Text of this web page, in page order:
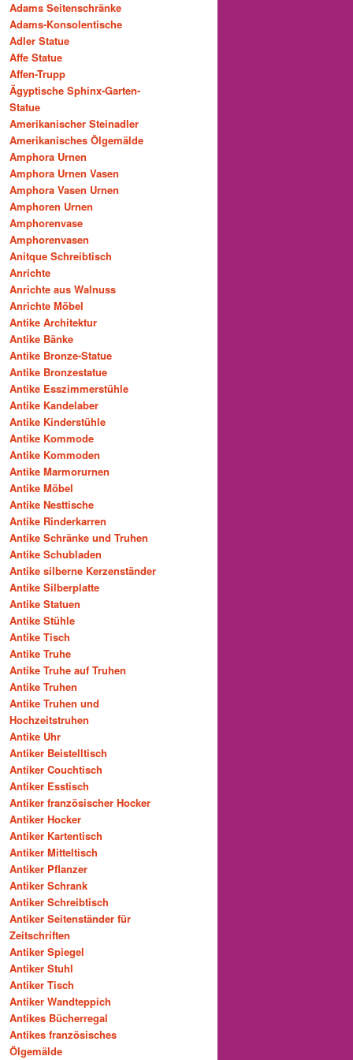
Adams Seitenschränke
Adams-Konsolentische
Adler Statue
Affe Statue
Affen-Trupp
Ägyptische Sphinx-Garten-
Statue
Amerikanischer Steinadler
Amerikanisches Ölgemälde
Amphora Urnen
Amphora Urnen Vasen
Amphora Vasen Urnen
Amphoren Urnen
Amphorenvase
Amphorenvasen
Anitque Schreibtisch
Anrichte
Anrichte aus Walnuss
Anrichte Möbel
Antike Architektur
Antike Bänke
Antike Bronze-Statue
Antike Bronzestatue
Antike Esszimmerstühle
Antike Kandelaber
Antike Kinderstühle
Antike Kommode
Antike Kommoden
Antike Marmorurnen
Antike Möbel
Antike Nesttische
Antike Rinderkarren
Antike Schränke und Truhen
Antike Schubladen
Antike silberne Kerzenständer
Antike Silberplatte
Antike Statuen
Antike Stühle
Antike Tisch
Antike Truhe
Antike Truhe auf Truhen
Antike Truhen
Antike Truhen und
Hochzeitstruhen
Antike Uhr
Antiker Beistelltisch
Antiker Couchtisch
Antiker Esstisch
Antiker französischer Hocker
Antiker Hocker
Antiker Kartentisch
Antiker Mitteltisch
Antiker Pflanzer
Antiker Schrank
Antiker Schreibtisch
Antiker Seitenständer für
Zeitschriften
Antiker Spiegel
Antiker Stuhl
Antiker Tisch
Antiker Wandteppich
Antikes Bücherregal
Antikes französisches
Ölgemälde